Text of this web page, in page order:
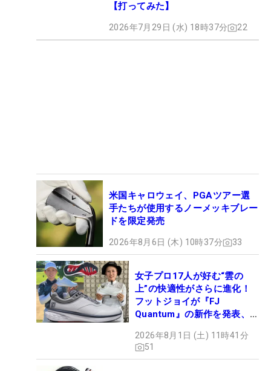
【打ってみた】
2026年7月29日 (水) 18時37分 22
米国キャロウェイ、PGAツアー選
手たちが使用するノーメッキブレー
ドを限定発売
2026年8月6日 (木) 10時37分 33
女子プロ17人が好む“雲の
上”の快適性がさらに進化！
フットジョイが『FJ
Quantum』の新作を発表、8
2026年8月1日 (土) 11時41分
51